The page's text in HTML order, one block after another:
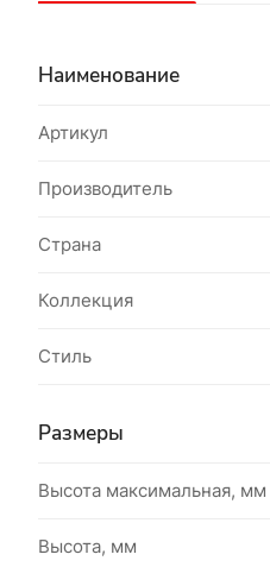
Наименование
Артикул
Производитель
Страна
Коллекция
Стиль
Размеры
Высота максимальная, мм
Высота, мм